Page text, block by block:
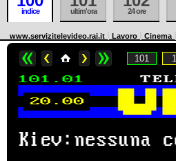
indice ultim'ora 24 ore
www.servizitelevideo.rai.it Lavoro Cinema